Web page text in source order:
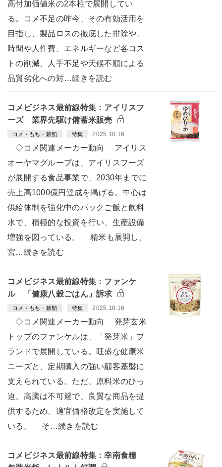
高付加価値米の2本柱で展開してい
る。コメ不足の昨今、その有効活用を
目指し、製品ロスの徹底した排除や、
時間や人件費、エネルギーなど各コス
トの削減、人手不足や天候不順による
品質劣化への対…続きを読む
コメビジネス最前線特集：アイリスフ
ーズ 業界先駆け備蓄米販売
コメ・もち・穀類 特集 2025.10.16
◇コメ関連メーカー動向 アイリス
オーヤマグループは、アイリスフーズ
が展開する食品事業で、2030年までに
売上高1000億円達成を掲げる。中心は
供給体制を強化中のパックご飯と飲料
水で、積極的な投資を行い、生産設備
増強を図っている。 精米も展開し、
宮…続きを読む
コメビジネス最前線特集：ファンケ
ル 「健康八穀ごはん」訴求
コメ・もち・穀類 特集 2025.10.16
◇コメ関連メーカー動向 発芽玄米
トップのファンケルは、「発芽米」ブ
ランドで展開している。旺盛な健康米
ニーズと、定期購入の強い顧客基盤に
支えられている。ただ、原料米のひっ
迫、高騰は不可避で、良質な商品を提
供するため、適宜価格改定を実施して
いる。 そ…続きを読む
コメビジネス最前線特集：幸南食糧